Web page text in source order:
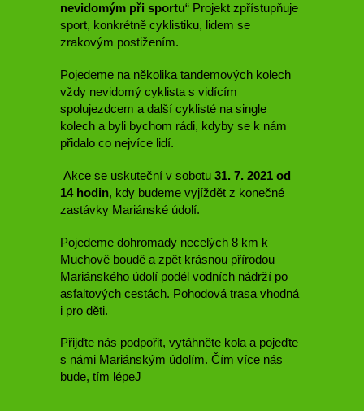
nevidomým při sportu“ Projekt zpřístupňuje
sport, konkrétně cyklistiku, lidem se
zrakovým postižením.
Pojedeme na několika tandemových kolech
vždy nevidomý cyklista s vidícím
spolujezdcem a další cyklisté na single
kolech a byli bychom rádi, kdyby se k nám
přidalo co nejvíce lidí.
Akce se uskuteční v sobotu 31. 7. 2021 od
14 hodin, kdy budeme vyjíždět z konečné
zastávky Mariánské údolí.
Pojedeme dohromady necelých 8 km k
Muchově boudě a zpět krásnou přírodou
Mariánského údolí podél vodních nádrží po
asfaltových cestách. Pohodová trasa vhodná
i pro děti.
Přijďte nás podpořit, vytáhněte kola a pojeďte
s námi Mariánským údolím. Čím více nás
bude, tím lépeJ